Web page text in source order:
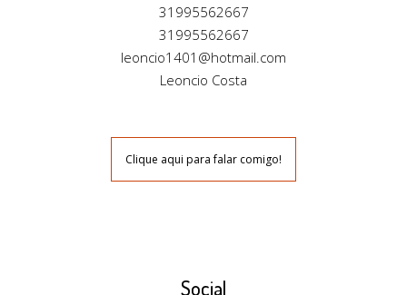
31995562667
31995562667
leoncio1401@hotmail.com
Leoncio Costa
Clique aqui para falar comigo!
Social